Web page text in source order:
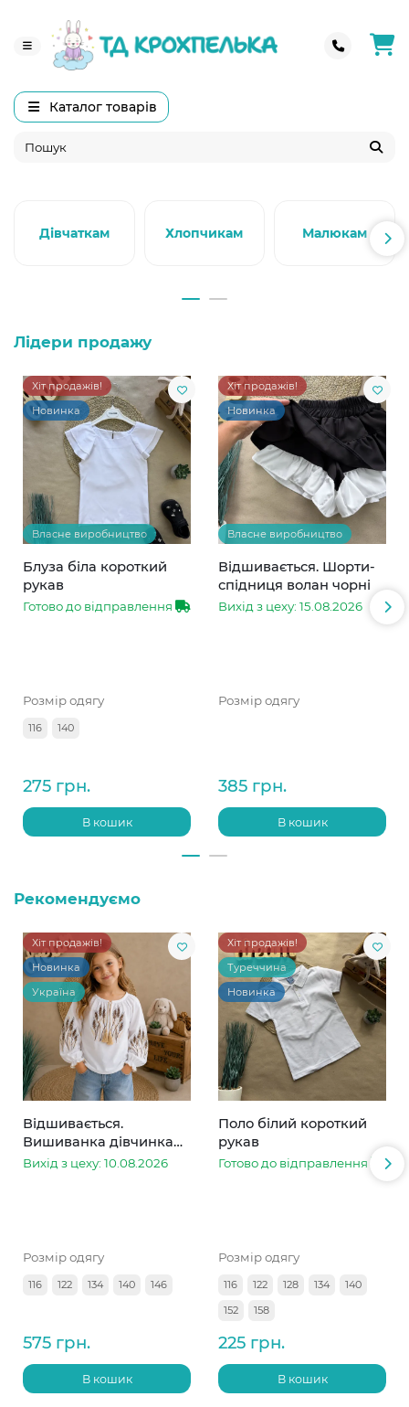
Каталог товарів
Дівчаткам Хлопчикам Малюкам
Лідери продажу
Хіт продажів!
Новинка
Власне виробництво
Блуза біла короткий
рукав
Готово до відправлення
Розмір одягу
116 140
275 грн.
В кошик
Хіт продажів!
Новинка
Власне виробництво
Відшивається. Шорти-
спідниця волан чорні
Вихід з цеху: 15.08.2026
Розмір одягу
385 грн.
В кошик
Рекомендуємо
Хіт продажів!
Новинка
Україна
Відшивається.
Вишиванка дівчинка
колоски
Вихід з цеху: 10.08.2026
Розмір одягу
116 122 134 140 146
575 грн.
В кошик
Хіт продажів!
Туреччина
Новинка
Поло білий короткий
рукав
Готово до відправлення
Розмір одягу
116 122 128 134
140
152
158
225 грн.
В кошик